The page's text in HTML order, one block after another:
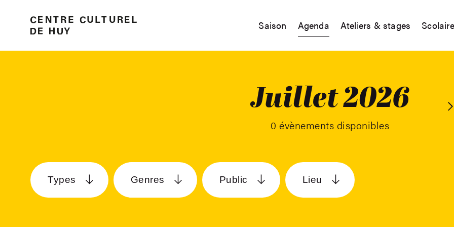
Saison Agenda Ateliers & stages Scolaire
Juillet 2026
0 évènements disponibles
Types Genres Public Lieu